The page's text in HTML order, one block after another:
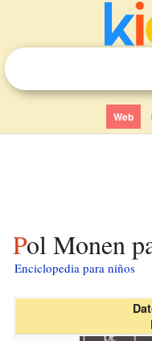
Web
Pol Monen
Enciclopedia para niños